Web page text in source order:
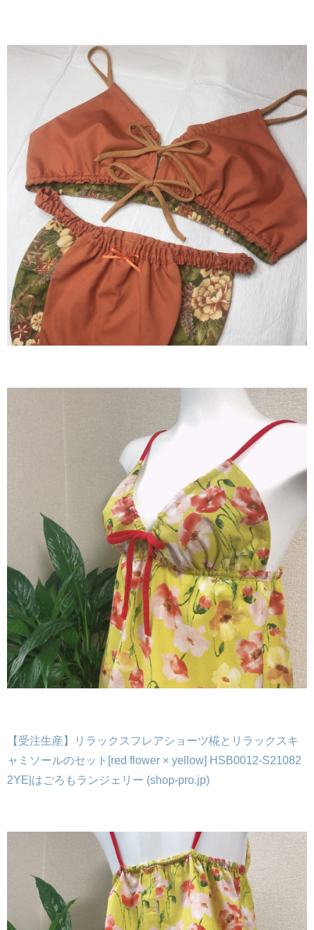
【受注生産】リラックスフレアショーツ椛とリラックスキ
ャミソールのセット[red flower × yellow] HSB0012-S21082
2YE|はごろもランジェリー (shop-pro.jp)